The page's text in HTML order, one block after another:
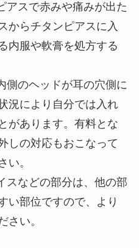
アスで赤みや痛みが出た
からチタンピアスに入
内服や軟膏を処方する
側のヘッドが耳の穴側に
況により自分では入れ
があります。有料とな
しの対応もおこなって
い。
スなどの部分は、他の部
い部位ですので、より
さい。